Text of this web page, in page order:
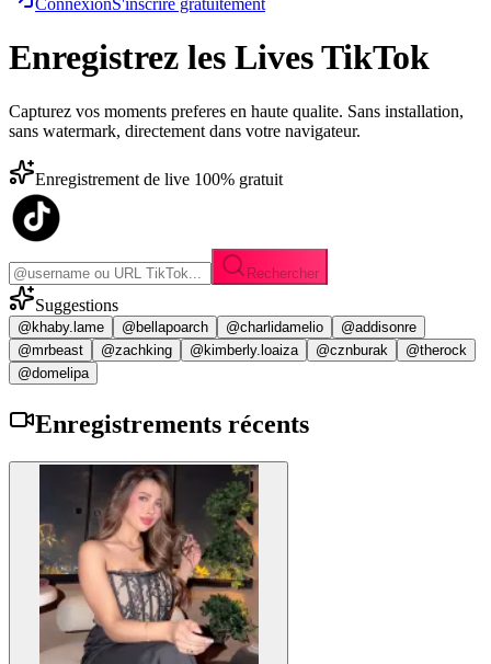
ConnexionS'inscrire gratuitement
Enregistrez les Lives TikTok
Capturez vos moments preferes en haute qualite. Sans installation,
sans watermark, directement dans votre navigateur.
Enregistrement de live 100% gratuit
Rechercher
Suggestions
@khaby.lame @bellapoarch @charlidamelio
@addisonre
@mrbeast
@zachking @kimberly.loaiza @cznburak
@therock
@domelipa
Enregistrements récents